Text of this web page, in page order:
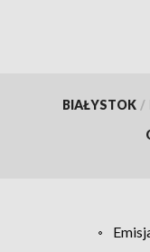
BIAŁYSTOK /